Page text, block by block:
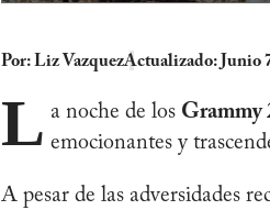
Por:Liz VazquezActualizado: Junio
L a noche de los Grammy
emocionantes y
A pesar de las adversidades